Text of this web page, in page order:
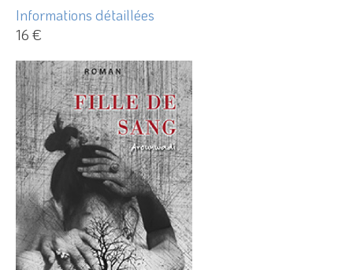
Informations détaillées
16 €